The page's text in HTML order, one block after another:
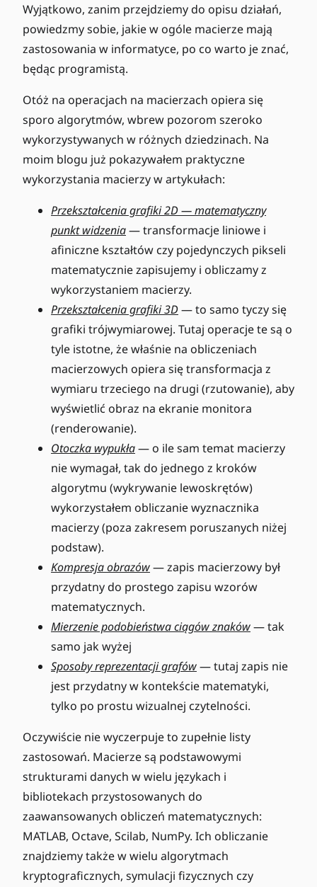
f{
A
}
Wyjątkowo, zanim przejdziemy do opisu działań,
powiedzmy sobie, jakie w ogóle macierze mają
zastosowania w informatyce, po co warto je znać,
będąc programistą.
Otóż na operacjach na macierzach opiera się
sporo algorytmów, wbrew pozorom szeroko
wykorzystywanych w różnych dziedzinach. Na
moim blogu już pokazywałem praktyczne
wykorzystania macierzy w artykułach:
Przekształcenia grafiki 2D — matematyczny
punkt widzenia— transformacje liniowe i
afiniczne kształtów czy pojedynczych pikseli
matematycznie zapisujemy i obliczamy z
wykorzystaniem macierzy.
Przekształcenia grafiki 3D— to samo tyczy się
grafiki trójwymiarowej. Tutaj operacje te są o
tyle istotne, że właśnie na obliczeniach
macierzowych opiera się transformacja z
wymiaru trzeciego na drugi (rzutowanie), aby
wyświetlić obraz na ekranie monitora
(renderowanie).
Otoczka wypukła— o ile sam temat macierzy
nie wymagał, tak do jednego z kroków
algorytmu (wykrywanie lewoskrętów)
wykorzystałem obliczanie wyznacznika
macierzy (poza zakresem poruszanych niżej
podstaw).
Kompresja obrazów— zapis macierzowy był
przydatny do prostego zapisu wzorów
matematycznych.
Mierzenie podobieństwa ciągów znaków— tak
samo jak wyżej
Sposoby reprezentacji grafów— tutaj zapis nie
jest przydatny w kontekście matematyki,
tylko po prostu wizualnej czytelności.
Oczywiście nie wyczerpuje to zupełnie listy
zastosowań. Macierze są podstawowymi
strukturami danych w wielu językach i
bibliotekach przystosowanych do
zaawansowanych obliczeń matematycznych:
MATLAB, Octave, Scilab, NumPy. Ich obliczanie
znajdziemy także w wielu algorytmach
kryptograficznych, symulacji fizycznych czy